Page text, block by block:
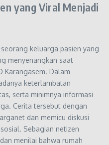
yang Viral Menjadi
keluarga pasien yang
menyenangkan saat
Karangasem. Dalam
keterlambatan
serta minimnya informasi
Cerita tersebut dengan
dan memicu diskusi
Sebagian netizen
menilai bahwa rumah